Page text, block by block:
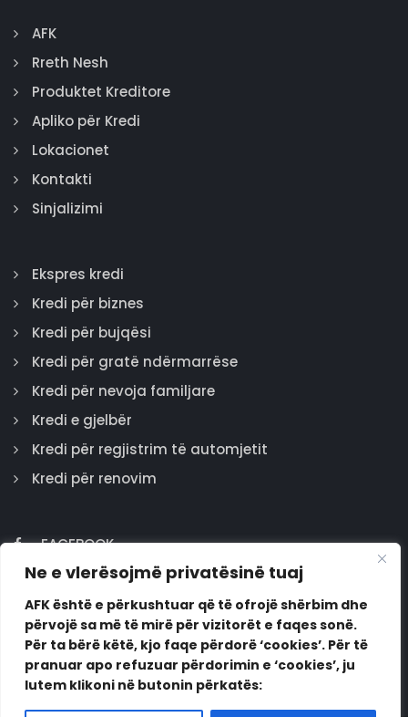
Ne e vlerësojmë privatësinë tuaj
AFK është e përkushtuar që të ofrojë shërbim dhe
përvojë sa më të mirë për vizitorët e faqes sonë.
Për ta bërë këtë, kjo faqe përdorë ‘cookies’. Për të
pranuar apo refuzuar përdorimin e ‘cookies’, ju
lutem klikoni në butonin përkatës:
AFK
Rreth Nesh
Produktet Kreditore
Apliko për Kredi
Lokacionet
Kontakti
Sinjalizimi
Ekspres kredi
Kredi për biznes
Kredi për bujqësi
Kredi për gratë ndërmarrëse
Kredi për nevoja familjare
Kredi e gjelbër
Kredi për regjistrim të automjetit
Kredi për renovim
FACEBOOK
GOOGLE
INSTAGRAM
LINKEDIN